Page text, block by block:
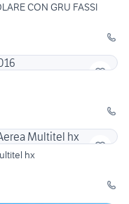
CON GRU FASSI
hx